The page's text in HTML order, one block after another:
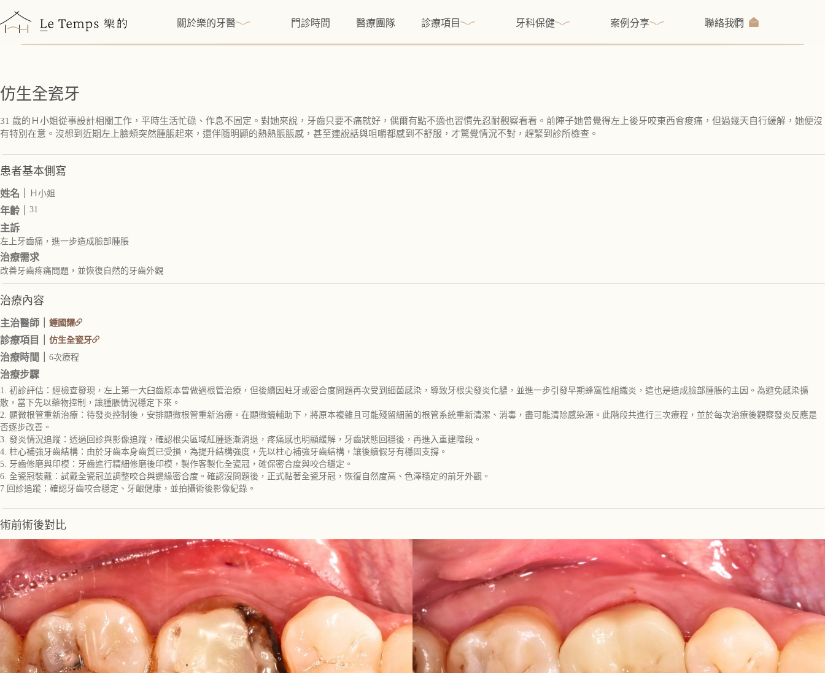
至
關於樂的牙醫 門診時間 醫療團隊 診療項目 牙科保健 案例分享 聯絡我們
仿生全瓷牙
31 歲的Ｈ小姐從事設計相關工作，平時生活忙碌、作息不固定。對她來說，牙齒只要不痛就好，偶爾有點不適也習慣先忍耐觀察看看。前陣子她曾覺得左上後牙咬東西會痠痛，但過幾天自行緩解，她便沒
有特別在意。沒想到近期左上臉頰突然腫脹起來，還伴隨明顯的熱熱脹脹感，甚至連說話與咀嚼都感到不舒服，才驚覺情況不對，趕緊到診所檢查。
患者基本側寫
姓名｜ Ｈ小姐
年齡｜ 31
主訴
左上牙齒痛，進一步造成臉部腫脹
治療需求
改善牙齒疼痛問題，並恢復自然的牙齒外觀
治療內容
主治醫師｜ 鍾國耀
診療項目｜ 仿生全瓷牙
治療時間｜ 6次療程
治療步驟
1. 初診評估：經檢查發現，左上第一大臼齒原本曾做過根管治療，但後續因蛀牙或密合度問題再次受到細菌感染，導致牙根尖發炎化膿，並進一步引發早期蜂窩性組織炎，這也是造成臉部腫脹的主因。為避免感染擴
散，當下先以藥物控制，讓腫脹情況穩定下來。
2. 顯微根管重新治療：待發炎控制後，安排顯微根管重新治療。在顯微鏡輔助下，將原本複雜且可能殘留細菌的根管系統重新清潔、消毒，盡可能清除感染源。此階段共進行三次療程，並於每次治療後觀察發炎反應是
否逐步改善。
3. 發炎情況追蹤：透過回診與影像追蹤，確認根尖區域紅腫逐漸消退，疼痛感也明顯緩解，牙齒狀態回穩後，再進入重建階段。
4. 柱心補強牙齒結構：由於牙齒本身齒質已受損，為提升結構強度，先以柱心補強牙齒結構，讓後續假牙有穩固支撐。
5. 牙齒修磨與印模：牙齒進行精細修磨後印模，製作客製化全瓷冠，確保密合度與咬合穩定。
6. 全瓷冠裝戴：試戴全瓷冠並調整咬合與邊緣密合度。確認沒問題後，正式黏著全瓷牙冠，恢復自然度高、色澤穩定的前牙外觀。
7.回診追蹤：確認牙齒咬合穩定、牙齦健康，並拍攝術後影像紀錄。
術前術後對比